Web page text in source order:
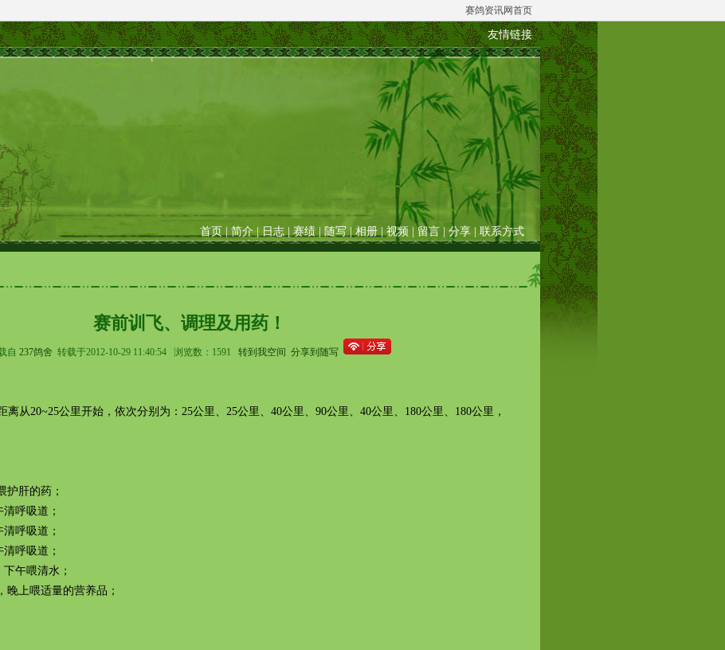
赛鸽资讯网首页
友情链接
首页 简介 | 日志 赛绩 随写 | 相册 视频 |留言 分享 联系方式
赛前训飞、调理及用药！
自 237鸽舍 转载于2012-10-29 11:40:54 浏览数：1591 转到我空间 分享到随写
20~25公里开始，依次分别为：25公里、25公里、40公里、90公里、40公里、180公里、180公里，
肝的药；
呼吸道；
呼吸道；
呼吸道；
下午喂清水；
喂适量的营养品；